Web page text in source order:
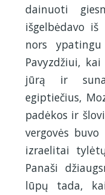
dainuoti
išgelbėdavo
nors
Pavyzdžiui, kai
jūrą ir
egiptiečius,
padėkos ir
vergovės
izraelitai
Panaši
lūpų tada,